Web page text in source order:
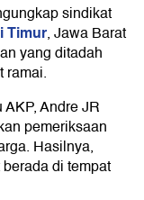
sindikat
Timur, Jawa Barat
yang ditadah
ramai.
Andre JR
pemeriksaan
Hasilnya,
di tempat